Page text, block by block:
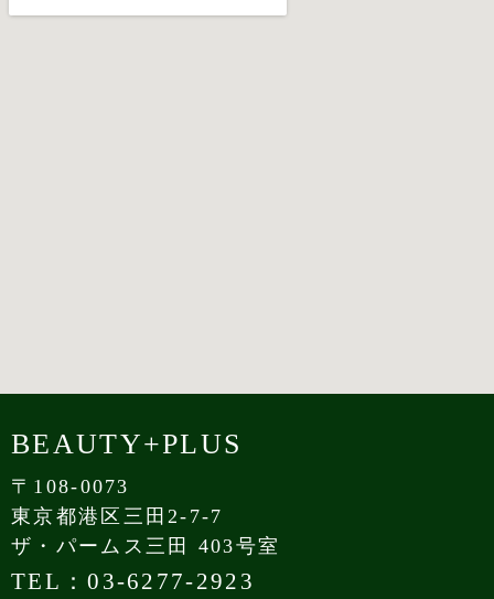
BEAUTY+PLUS
〒108-0073
東京都港区三田2-7-7
ザ・パームス三田 403号室
TEL：03-6277-2923